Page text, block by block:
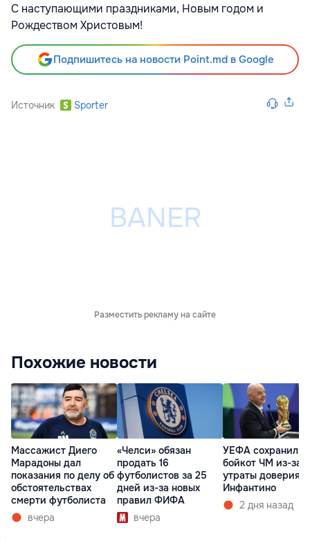
С наступающими праздниками, Новым годом и
Рождеством Христовым!
Подпишитесь на новости Point.md в Google
Источник Sporter
Разместить рекламу на сайте
Похожие новости
Массажист Диего
Марадоны дал
показания по делу об
обстоятельствах
смерти футболиста
вчера
«Челси» обязан
продать 16
футболистов за 25
дней из-за новых
правил ФИФА
вчера
УЕФА сохранил
бойкот ЧМ из-за
утраты доверия к
Инфантино
2 дня назад